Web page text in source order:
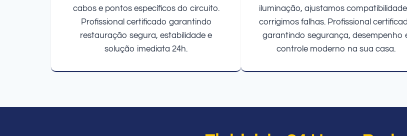
cabos e pontos específicos do circuito.
Profissional certificado garantindo
restauração segura, estabilidade e
solução imediata 24h.
iluminação, ajustamos
corrigimos falhas. Profissional
garantindo segurança, desempenho
controle moderno na sua casa.